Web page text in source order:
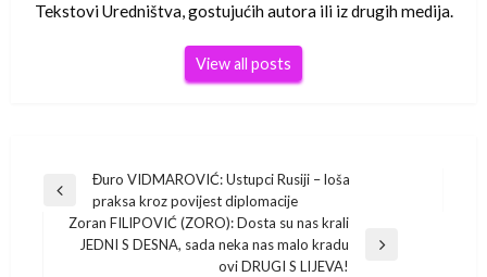
Tekstovi Uredništva, gostujućih autora ili iz drugih medija.
View all posts
Navigacija
objava
Previous
Post
Đuro VIDMAROVIĆ: Ustupci Rusiji – loša
praksa kroz povijest diplomacije
Next
Zoran FILIPOVIĆ (ZORO): Dosta su nas krali
JEDNI S DESNA, sada neka nas malo kradu
ovi DRUGI S LIJEVA!